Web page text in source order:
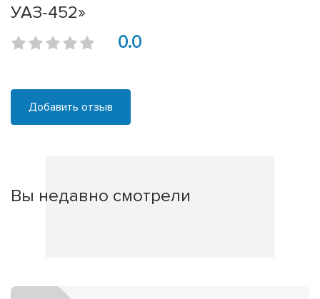
УАЗ-452»
0.0
Добавить отзыв
Вы недавно смотрели